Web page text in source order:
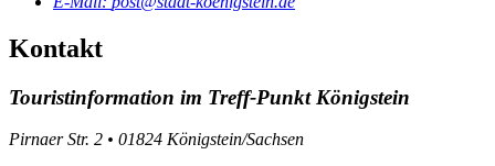
Kontakt
Touristinformation im Treff-Punkt Königstein
Pirnaer Str. 2 • 01824 Königstein/Sachsen